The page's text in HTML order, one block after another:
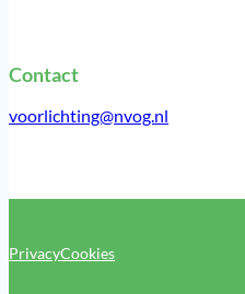
Contact
voorlichting@nvog.nl
PrivacyCookies